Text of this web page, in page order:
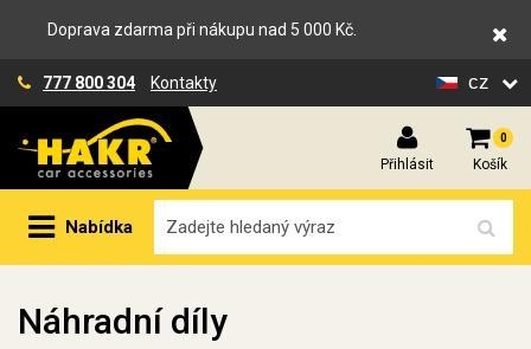
Doprava zdarma při nákupu nad 5 000 Kč.
777 800 304 Kontakty cz
Přihlásit
0
Košík
Nabídka
Náhradní díly